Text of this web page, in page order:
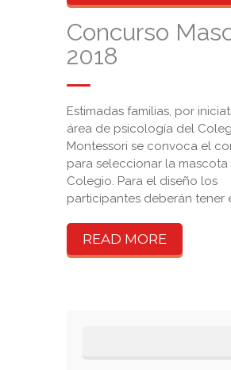
Concurso
2018
Estimadas familias, por
área de psicología del
Montessori se convoca el
para seleccionar la
Colegio. Para el diseño los
participantes deberán tener
READ MORE